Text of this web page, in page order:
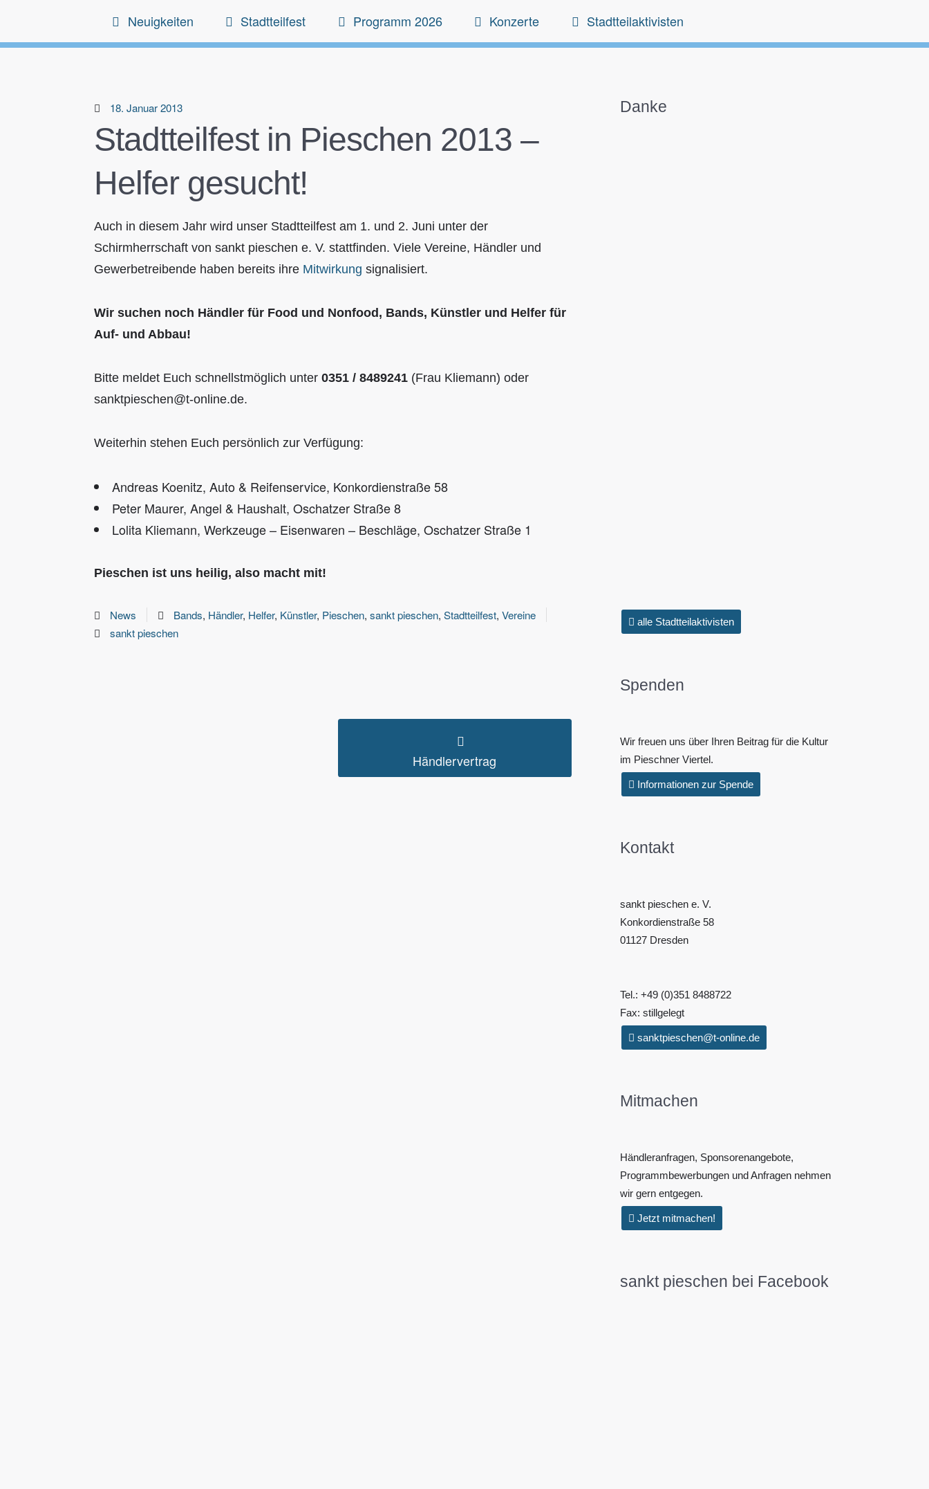
Neuigkeiten Stadtteilfest Programm 2026 Konzerte Stadtteilaktivisten
18. Januar 2013
Stadtteilfest in Pieschen 2013 –
Helfer gesucht!
Auch in diesem Jahr wird unser Stadtteilfest am 1. und 2. Juni unter der
Schirmherrschaft von sankt pieschen e. V. stattfinden. Viele Vereine, Händler und
Gewerbetreibende haben bereits ihre Mitwirkung signalisiert.
Wir suchen noch Händler für Food und Nonfood, Bands, Künstler und Helfer für
Auf- und Abbau!
Bitte meldet Euch schnellstmöglich unter0351 / 8489241 (Frau Kliemann) oder
sanktpieschen@t-online.de.
Weiterhin stehen Euch persönlich zur Verfügung:
Andreas Koenitz, Auto & Reifenservice, Konkordienstraße 58
Peter Maurer, Angel & Haushalt, Oschatzer Straße 8
Lolita Kliemann, Werkzeuge – Eisenwaren – Beschläge, Oschatzer Straße 1
Pieschen ist uns heilig, also macht mit!
News Bands, Händler, Helfer, Künstler, Pieschen,sankt pieschen,Stadtteilfest,Vereine
sankt pieschen
Händlervertrag
Danke
alle Stadtteilaktivisten
Spenden
Wir freuen uns über Ihren Beitrag für die Kultur
im Pieschner Viertel.
Informationen zur Spende
Kontakt
sankt pieschen e. V.
Konkordienstraße 58
01127 Dresden
Tel.: +49 (0)351 8488722
Fax: stillgelegt
sanktpieschen@t-online.de
Mitmachen
Händleranfragen, Sponsorenangebote,
Programmbewerbungen und Anfragen nehmen
wir gern entgegen.
Jetzt mitmachen!
sankt pieschen bei Facebook